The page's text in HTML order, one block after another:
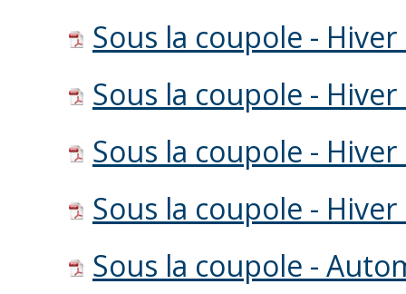
Sous la coupole - Hiver
Sous la coupole - Hiver
Sous la coupole -
Sous la coupole -
Sous la coupole -